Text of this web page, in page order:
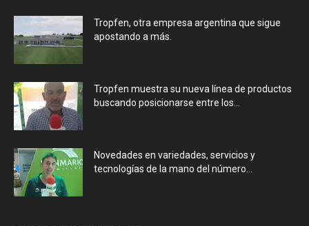
Tropfen, otra empresa argentina que sigue
apostando a más.
Tropfen muestra su nueva línea de productos
buscando posicionarse entre los...
Novedades en variedades, servicios y
tecnologías de la mano del número...